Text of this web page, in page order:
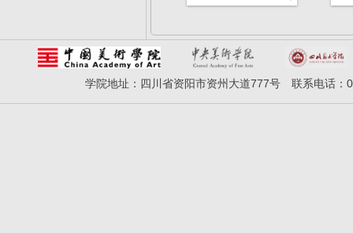
学院地址：四川省资阳市资州大道777号 联系电话：